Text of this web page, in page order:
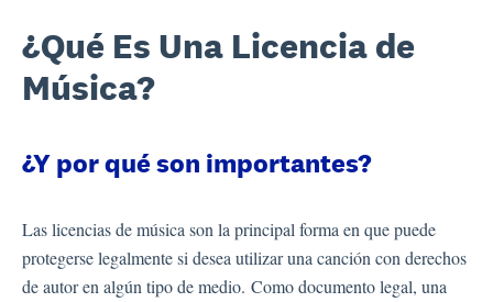
¿Qué Es Una Licencia de
Música?
¿Y por qué son importantes?
Las licencias de música son la principal forma en que puede
protegerse legalmente si desea utilizar una canción con derechos
de autor en algún tipo de medio. Como documento legal, una